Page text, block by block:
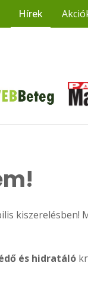
Hírek
kiszerelésben!
és hidratáló